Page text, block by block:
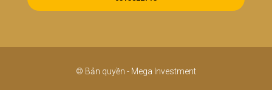
© Bản quyền - Mega Investment